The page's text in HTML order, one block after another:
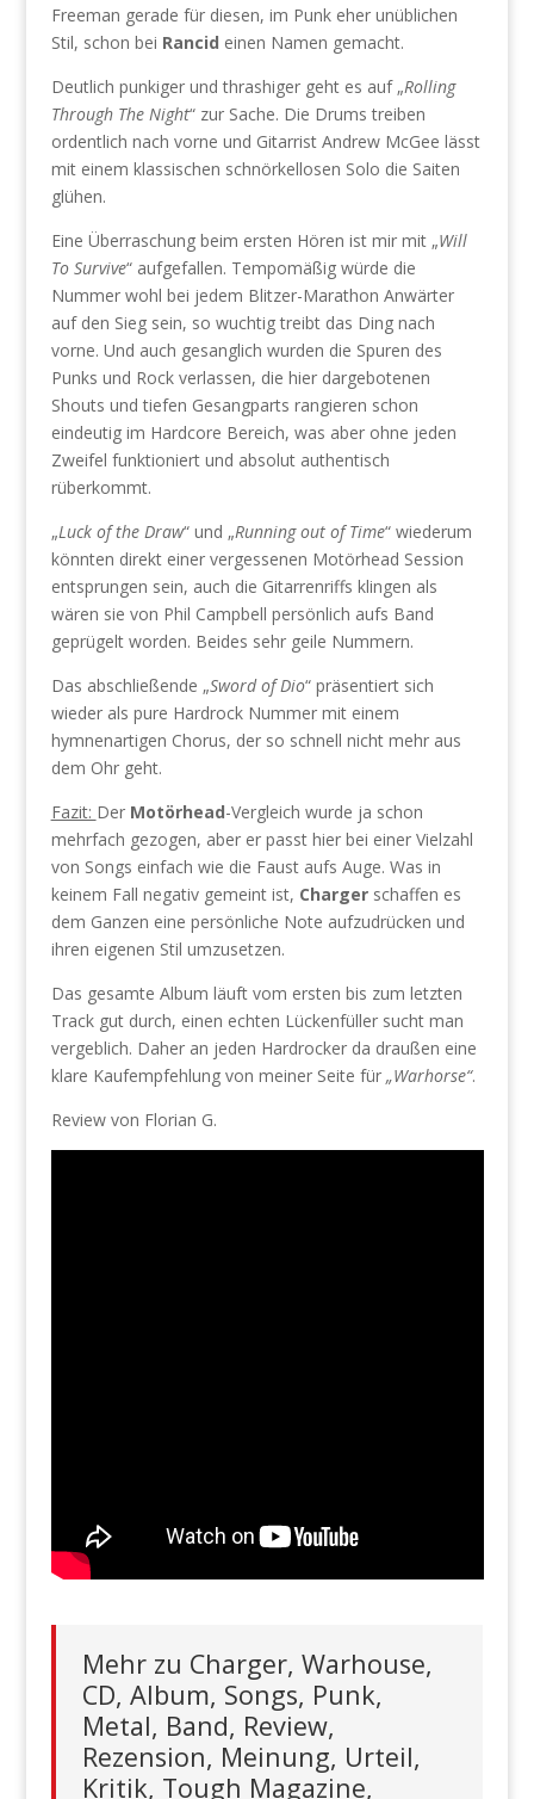
Freeman gerade für diesen, im Punk eher unüblichen
Stil, schon bei Rancid einen Namen gemacht.
Deutlich punkiger und thrashiger geht es auf „Rolling
Through The Night“ zur Sache. Die Drums treiben
ordentlich nach vorne und Gitarrist Andrew McGee lässt
mit einem klassischen schnörkellosen Solo die Saiten
glühen.
Eine Überraschung beim ersten Hören ist mir mit „Will
To Survive“ aufgefallen. Tempomäßig würde die
Nummer wohl bei jedem Blitzer-Marathon Anwärter
auf den Sieg sein, so wuchtig treibt das Ding nach
vorne. Und auch gesanglich wurden die Spuren des
Punks und Rock verlassen, die hier dargebotenen
Shouts und tiefen Gesangparts rangieren schon
eindeutig im Hardcore Bereich, was aber ohne jeden
Zweifel funktioniert und absolut authentisch
rüberkommt.
„Luck of the Draw“ und „Running out of Time“ wiederum
könnten direkt einer vergessenen Motörhead Session
entsprungen sein, auch die Gitarrenriffs klingen als
wären sie von Phil Campbell persönlich aufs Band
geprügelt worden. Beides sehr geile Nummern.
Das abschließende „Sword of Dio“ präsentiert sich
wieder als pure Hardrock Nummer mit einem
hymnenartigen Chorus, der so schnell nicht mehr aus
dem Ohr geht.
Fazit: Der Motörhead-Vergleich wurde ja schon
mehrfach gezogen, aber er passt hier bei einer Vielzahl
von Songs einfach wie die Faust aufs Auge. Was in
keinem Fall negativ gemeint ist, Chargerschaffen es
dem Ganzen eine persönliche Note aufzudrücken und
ihren eigenen Stil umzusetzen.
Das gesamte Album läuft vom ersten bis zum letzten
Track gut durch, einen echten Lückenfüller sucht man
vergeblich. Daher an jeden Hardrocker da draußen eine
klare Kaufempfehlung von meiner Seite für „Warhorse“.
Review von Florian G.
Mehr zu Charger, Warhouse,
CD, Album, Songs, Punk,
Metal, Band, Review,
Rezension, Meinung, Urteil,
Kritik, Tough Magazine,